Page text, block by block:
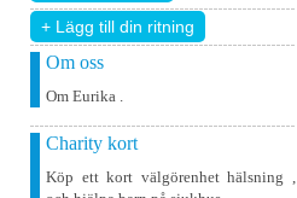
+ Lägg till din ritning
Om oss
Om Eurika .
Charity kort
Köp ett kort välgörenhet hälsning ,